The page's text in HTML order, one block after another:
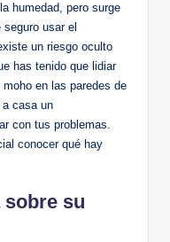
humedad, pero ‍surge
usar el
un riesgo​ oculto
has⁣ tenido⁢ que lidiar
en las paredes‍ de
⁤casa un
con tus problemas.
conocer qué hay
sobre su⁢